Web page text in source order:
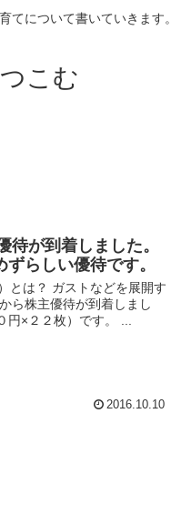
てについて書いていきます。
こむ
待が到着しました。
らしい優待です。
とは？ ガストなどを展開す
ら株主優待が到着しまし
×２２枚）です。 ...
2016.10.10